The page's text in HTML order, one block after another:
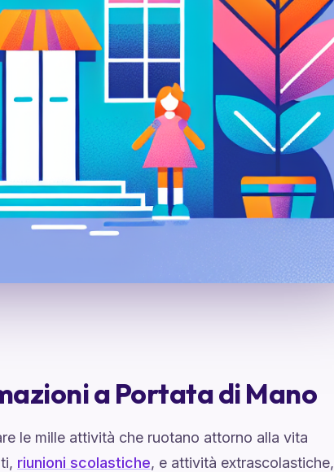
a Portata di Mano
le mille attività che ruotano attorno alla vita
riunioni scolastiche, e attività extrascolastiche,